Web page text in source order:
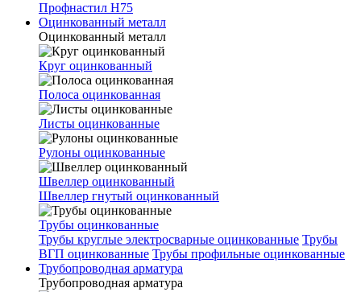
Профнастил Н75
Оцинкованный металл
Оцинкованный металл
Круг оцинкованный
Полоса оцинкованная
Листы оцинкованные
Рулоны оцинкованные
Швеллер оцинкованный
Швеллер гнутый оцинкованный
Трубы оцинкованные
Трубы круглые электросварные оцинкованные Трубы
ВГП оцинкованные Трубы профильные оцинкованные
Трубопроводная арматура
Трубопроводная арматура